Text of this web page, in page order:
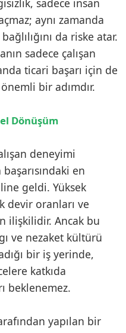
aynı zamanda
da riske atar.
sadece çalışan
ticari başarı için de
bir adımdır.
Dönüşüm
deneyimi
en
geldi. Yüksek
devir oranları ve
ilişkilidir. Ancak bu
ve nezaket kültürü
bir iş yerinde,
katkıda
beklenemez.
yapılan bir